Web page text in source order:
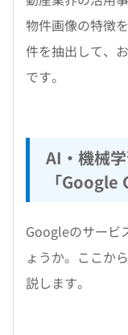
物件画像の特徴
件を抽出して、
です。
AI・機械
「Google
Googleのサービ
ょうか。ここか
説します。